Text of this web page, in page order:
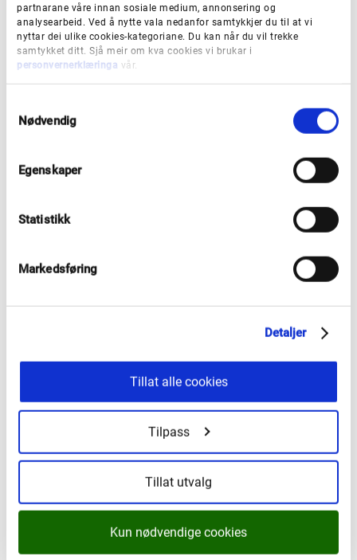
partnarane våre innan sosiale medium, annonsering og
analysearbeid. Ved å nytte vala nedanfor samtykkjer du til at vi
nyttar dei ulike cookies-kategoriane. Du kan når du vil trekke
samtykket ditt. Sjå meir om kva cookies vi brukar i
personvernerklæringa vår.
Nødvendig
Egenskaper
Statistikk
Markedsføring
Detaljer
Tillat alle cookies
Tilpass
Tillat utvalg
Kun nødvendige cookies
Nominer nokon til frivilligprisen
Du nominerer på digitalt skjema før fristen 1.
nominasjonsskjema
seniorrådgjevar
Send e-post